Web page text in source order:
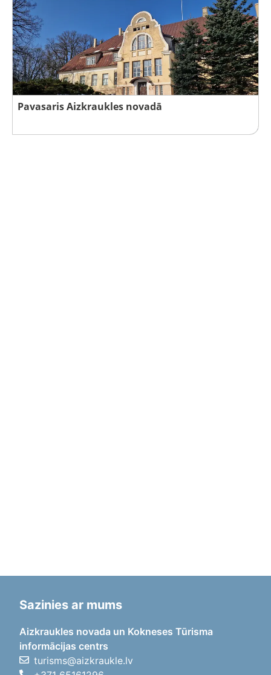
Pavasaris Aizkraukles novadā
Sazinies ar mums
Aizkraukles novada un Kokneses Tūrisma
informācijas centrs
turisms@aizkraukle.lv